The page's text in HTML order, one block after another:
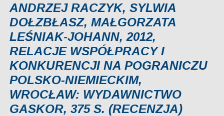
ANDRZEJ RACZYK, SYLWIA
DOŁZBŁASZ, MAŁGORZATA
LEŚNIAK-JOHANN, 2012,
RELACJE WSPÓŁPRACY I
KONKURENCJI NA POGRANICZU
POLSKO-NIEMIECKIM,
WROCŁAW: WYDAWNICTWO
GASKOR, 375 S. (RECENZJA)